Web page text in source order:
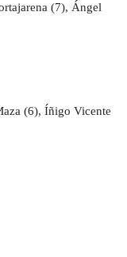
(7), Ángel
(6), Íñigo Vicente